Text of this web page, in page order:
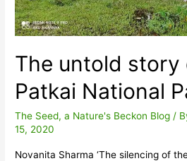
The untold story
Patkai National
The Seed, a Nature's Beckon Blog /
15, 2020
Novanita Sharma ‘The silencing of